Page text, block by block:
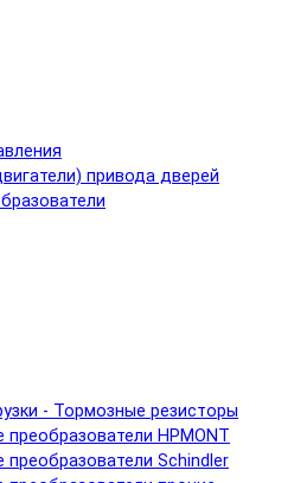
привода дверей
- Тормозные резисторы
преобразователи HPMONT
преобразователи Schindler